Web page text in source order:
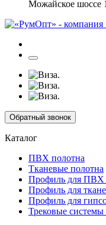
Можайское шоссе
Обратный звонок
Каталог
ПВХ полотна
Тканевые полотна
Профиль для ПВХ
Профиль для
Профиль для
Трековые